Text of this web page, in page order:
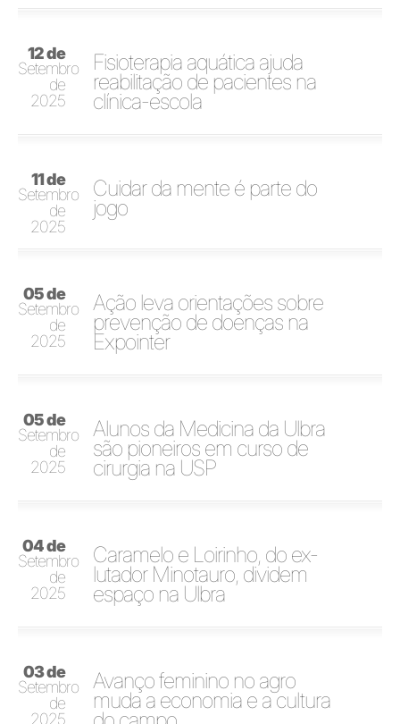
12 de
Setembro
de
2025
Fisioterapia aquática ajuda
reabilitação de pacientes na
clínica-escola
11 de
Setembro
de
2025
Cuidar da mente é parte do
jogo
05 de
Setembro
de
2025
Ação leva orientações sobre
prevenção de doenças na
Expointer
05 de
Setembro
de
2025
Alunos da Medicina da Ulbra
são pioneiros em curso de
cirurgia na USP
04 de
Setembro
de
2025
Caramelo e Loirinho, do ex-
lutador Minotauro, dividem
espaço na Ulbra
03 de
Setembro
de
2025
Avanço feminino no agro
muda a economia e a cultura